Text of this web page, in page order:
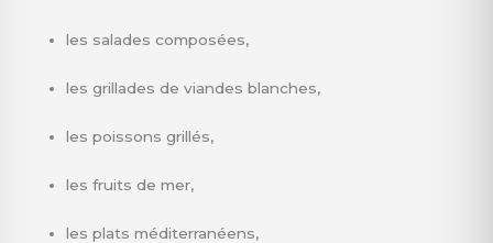
les salades composées,
les grillades de viandes blanches,
les poissons grillés,
les fruits de mer,
les plats méditerranéens,